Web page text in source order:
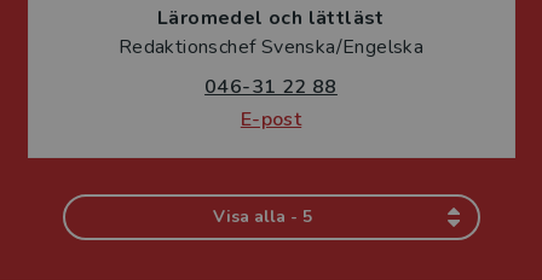
Läromedel och lättläst
Redaktionschef Svenska/Engelska
046-31 22 88
E-post
Visa alla - 5